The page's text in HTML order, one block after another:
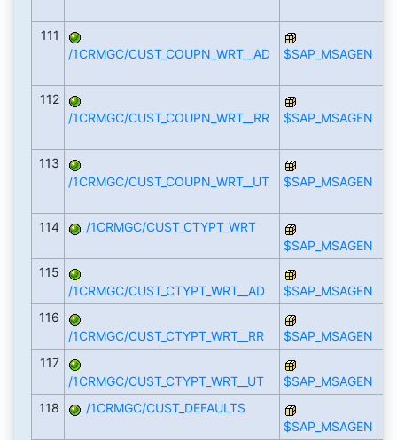
111
/1CRMGC/CUST_COUPN_WRT__AD
$SAP_MSAGEN
112
/1CRMGC/CUST_COUPN_WRT__RR
$SAP_MSAGEN
113
/1CRMGC/CUST_COUPN_WRT__UT
$SAP_MSAGEN
114
/1CRMGC/CUST_CTYPT_WRT
$SAP_MSAGEN
115
/1CRMGC/CUST_CTYPT_WRT__AD
$SAP_MSAGEN
116
/1CRMGC/CUST_CTYPT_WRT__RR
$SAP_MSAGEN
117
/1CRMGC/CUST_CTYPT_WRT__UT
$SAP_MSAGEN
118
/1CRMGC/CUST_DEFAULTS
$SAP_MSAGEN